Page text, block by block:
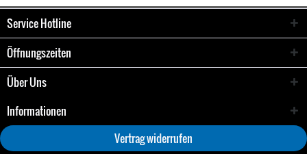
Service Hotline
Öffnungszeiten
Über Uns
Informationen
Vertrag widerrufen